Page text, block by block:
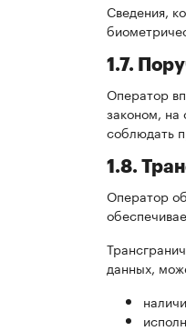
Сведения,
1.7.
Оператор
законом, на
соблюдать
1.8.
Оператор
данных,